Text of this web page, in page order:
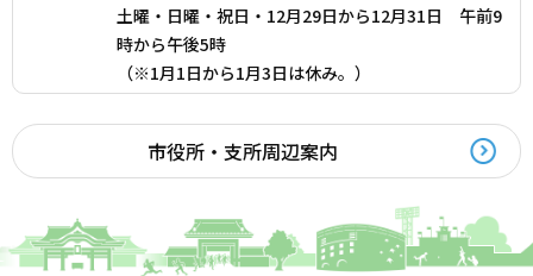
土曜・日曜・祝日・12月29日から12月31日 午前9
時から午後5時
（※1月1日から1月3日は休み。）
市役所・支所周辺案内